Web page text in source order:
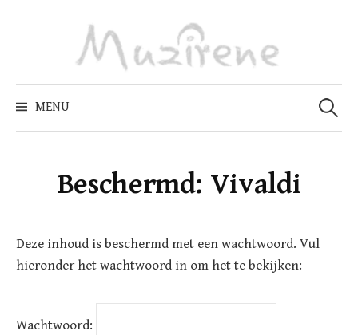
MENU
Zoeken
naar:
Beschermd: Vivaldi
Deze inhoud is beschermd met een wachtwoord. Vul
hieronder het wachtwoord in om het te bekijken:
Wachtwoord: